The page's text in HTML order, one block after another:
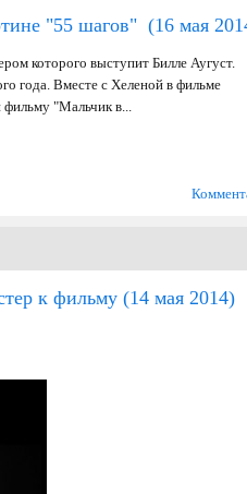
"55 шагов" (16 мая
которого выступит Билле Аугуст.
года. Вместе с Хеленой в фильме
фильму "Мальчик в...
к фильму (14 мая 2014)